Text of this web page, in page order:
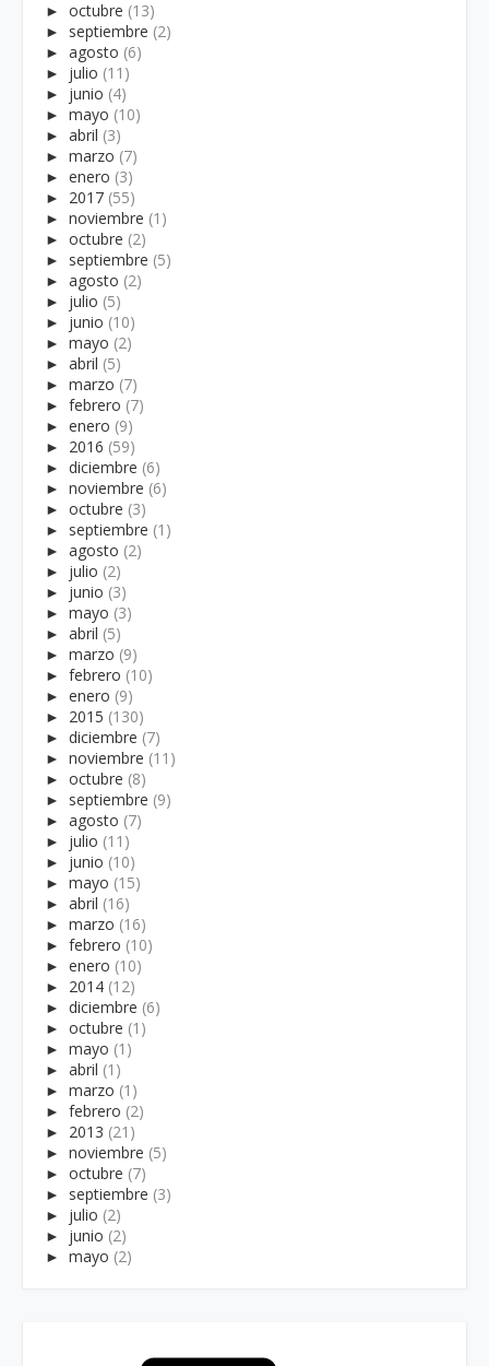
► octubre (13)
► septiembre (2)
► agosto (6)
► julio (11)
► junio (4)
► mayo (10)
► abril (3)
► marzo (7)
► enero (3)
► 2017 (55)
► noviembre (1)
► octubre (2)
► septiembre (5)
► agosto (2)
► julio (5)
► junio (10)
► mayo (2)
► abril (5)
► marzo (7)
► febrero (7)
► enero (9)
► 2016 (59)
► diciembre (6)
► noviembre (6)
► octubre (3)
► septiembre (1)
► agosto (2)
► julio (2)
► junio (3)
► mayo (3)
► abril (5)
► marzo (9)
► febrero (10)
► enero (9)
► 2015 (130)
► diciembre (7)
► noviembre (11)
► octubre (8)
► septiembre (9)
► agosto (7)
► julio (11)
► junio (10)
► mayo (15)
► abril (16)
► marzo (16)
► febrero (10)
► enero (10)
► 2014 (12)
► diciembre (6)
► octubre (1)
► mayo (1)
► abril (1)
► marzo (1)
► febrero (2)
► 2013 (21)
► noviembre (5)
► octubre (7)
► septiembre (3)
► julio (2)
► junio (2)
► mayo (2)